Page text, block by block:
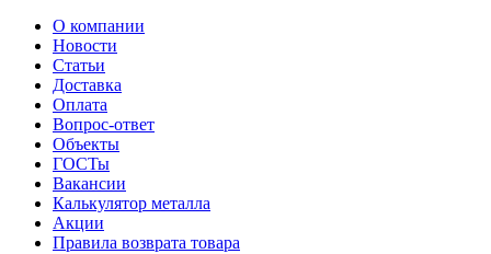
О компании
Новости
Статьи
Доставка
Оплата
Вопрос-ответ
Объекты
ГОСТы
Вакансии
Калькулятор металла
Акции
Правила возврата товара